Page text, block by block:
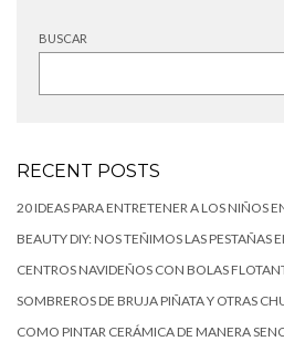
BUSCAR
RECENT POSTS
20 IDEAS PARA ENTRETENER A LOS NIÑOS
BEAUTY DIY: NOS TEÑIMOS LAS PESTAÑAS
CENTROS NAVIDEÑOS CON BOLAS
SOMBREROS DE BRUJA PIÑATA Y OTRAS
COMO PINTAR CERÁMICA DE MANERA